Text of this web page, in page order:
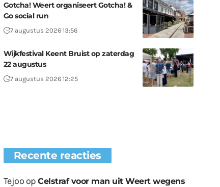
Gotcha! Weert organiseert Gotcha! &
Go social run
7 augustus 2026 13:56
Wijkfestival Keent Bruist op zaterdag
22 augustus
7 augustus 2026 12:25
Recente reacties
Tejoo opCelstraf voor man uit Weert wegens